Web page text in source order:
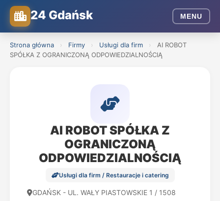
24 Gdańsk MENU
Strona główna › Firmy › Usługi dla firm ›
AI ROBOT
SPÓŁKA Z OGRANICZONĄ ODPOWIEDZIALNOŚCIĄ
AI ROBOT SPÓŁKA Z
OGRANICZONĄ
ODPOWIEDZIALNOŚCIĄ
Usługi dla firm / Restauracje i catering
GDAŃSK - UL. WAŁY PIASTOWSKIE 1 / 1508